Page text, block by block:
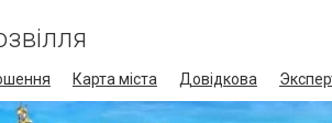
Карта міста Довідкова